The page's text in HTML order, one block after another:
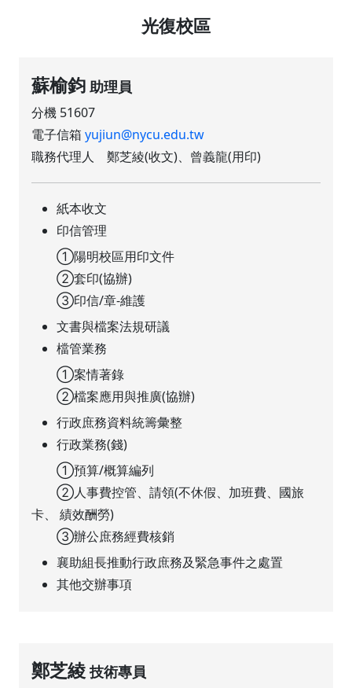
光復校區
蘇榆鈞 助理員
分機 51607
電子信箱yujiun@nycu.edu.tw
職務代理人 鄭芝綾(收文)、曾義龍(用印)
紙本收文
印信管理
①陽明校區用印文件
②套印(協辦)
③印信/章-維護
文書與檔案法規研議
檔管業務
①案情著錄
②檔案應用與推廣(協辦)
行政庶務資料統籌彙整
行政業務(錢)
①預算/概算編列
②人事費控管、請領(不休假、加班費、國旅
卡、 績效酬勞)
③辦公庶務經費核銷
襄助組長推動行政庶務及緊急事件之處置
其他交辦事項
鄭芝綾技術專員